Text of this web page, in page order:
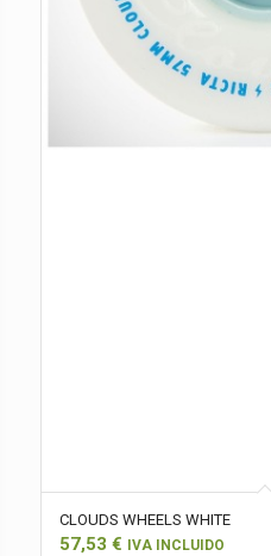
CLOUDS WHEELS WHITE
57,53 € IVA INCLUIDO